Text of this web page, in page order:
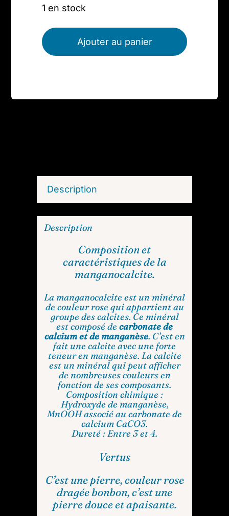
1 en stock
Ajouter au panier
Description
Description
Composition et
caractéristiques de la
manganocalcite.
La manganocalcite est un minéral
de couleur rose qui appartient au
groupe des calcites. Ce minéral
est composé decarbonate de
calcium et de manganèse. C’est en
fait une calcite avec une forte
teneur en manganèse. La calcite
est un minéral qui peut afficher
de nombreuses couleurs en
fonction de ses composants.
Composition chimique :
Hydroxyde de manganèse,
MnOOH associé au carbonate de
calcium CaCO3.
Dureté : Entre 3 et 4.
Vertus
C’est une pierre, couleur rose
dragée bonbon, c’est une
pierre douce et apaisante.